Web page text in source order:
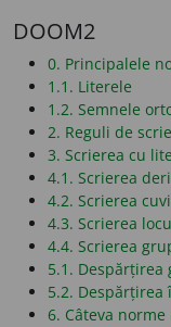
DOOM2
0. Principalele
1.1. Literele
1.2. Semnele
2. Reguli de
3. Scrierea cu
4.1. Scrierea
4.2. Scrierea
4.3. Scrierea
4.4. Scrierea
5.1.
5.2.
6. Câteva